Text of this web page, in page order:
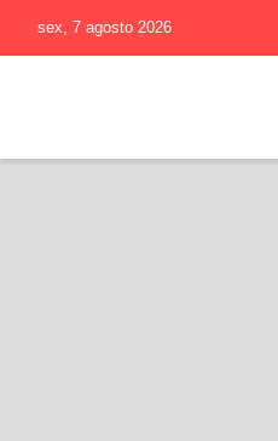
sex, 7 agosto 2026